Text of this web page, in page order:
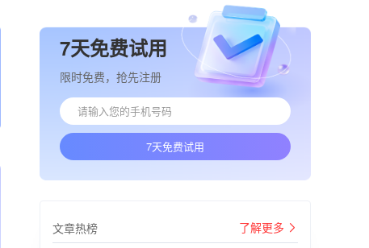
7天免费试用
限时免费，抢先注册
7天免费试用
文章热榜 了解更多